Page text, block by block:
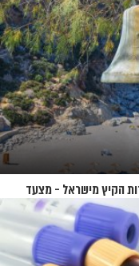
הקיץ מישראל - מצעד